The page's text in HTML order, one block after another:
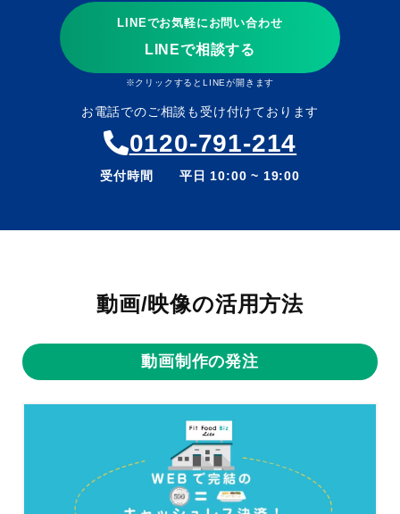
LINEでお気軽にお問い合わせ
LINEで相談する
※クリックするとLINEが開きます
お電話でのご相談も受け付けております
0120-791-214
受付時間 平日 10:00 ~ 19:00
動画/映像の活用方法
動画制作の発注